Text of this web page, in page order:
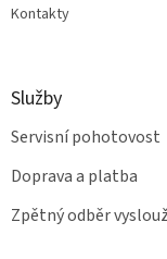
Kontakty
Služby
Servisní pohotovost
Doprava a platba
Zpětný odběr